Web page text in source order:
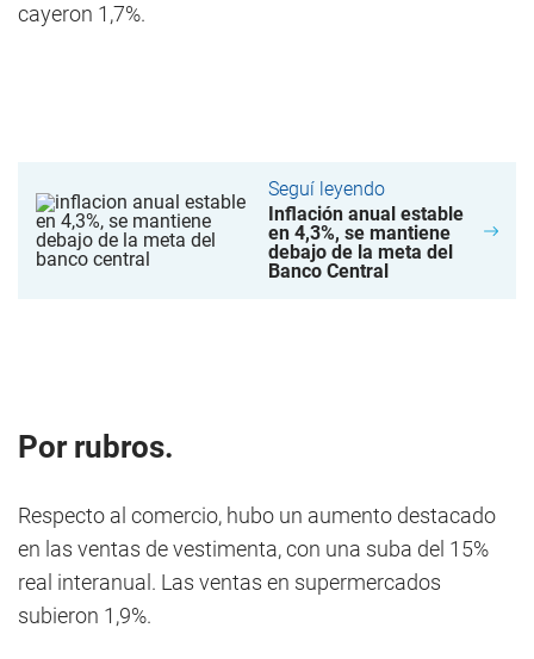
cayeron 1,7%.
Seguí leyendo
Inflación anual estable
en 4,3%, se mantiene
debajo de la meta del
Banco Central
Por rubros.
Respecto al comercio, hubo un aumento destacado
en las ventas de vestimenta, con una suba del 15%
real interanual. Las ventas en supermercados
subieron 1,9%.